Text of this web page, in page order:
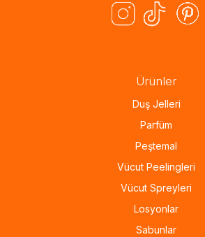
Ürünler
Duş Jelleri
Parfüm
Peştemal
Vücut Peelingleri
Vücut Spreyleri
Losyonlar
Sabunlar